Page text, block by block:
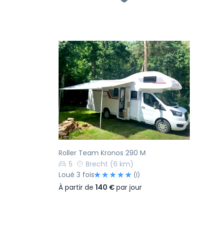
Précédent Suivant
Roller Team Kronos 290 M
5
Brecht (6 km)
Loué 3 fois
(1)
À partir de 140 €par jour